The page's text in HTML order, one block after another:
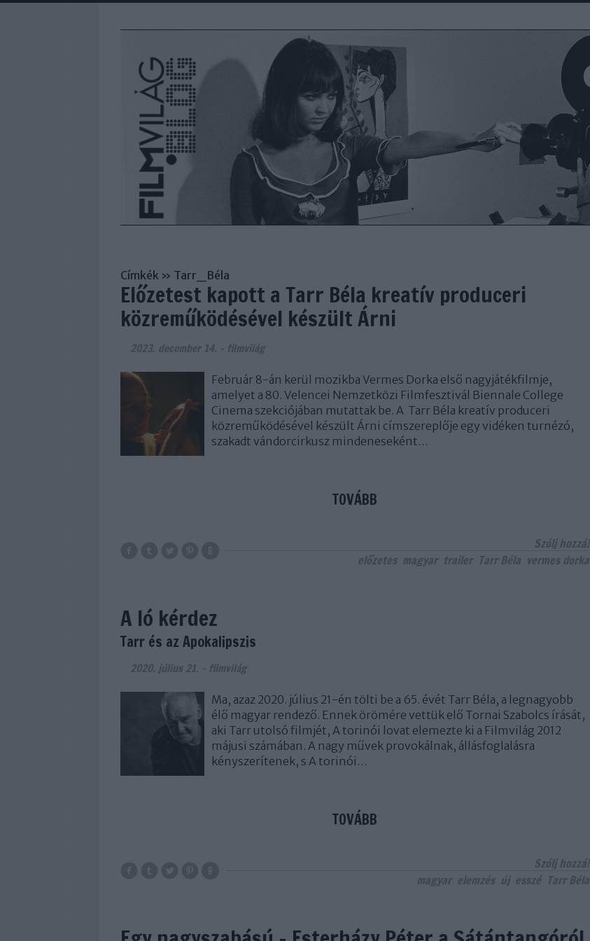
Címkék » Tarr_Béla
Előzetest kapott a Tarr Béla kreatív produceri
közreműködésével készült Árni
2023. december 14. - filmvilág
Február 8-án kerül mozikba Vermes Dorka első nagyjátékfilmje,
amelyet a 80. Velencei Nemzetközi Filmfesztivál Biennale College
Cinema szekciójában mutattak be. A Tarr Béla kreatív produceri
közreműködésével készült Árni címszereplője egy vidéken turnézó,
szakadt vándorcirkusz mindeneseként…
TOVÁBB
Szólj hozzá!
előzetes magyar trailer Tarr Béla vermes dorka
A ló kérdez
Tarr és az Apokalipszis
2020. július 21. - filmvilág
Ma, azaz 2020. július 21-én tölti be a 65. évét Tarr Béla, a legnagyobb
élő magyar rendező. Ennek örömére vettük elő Tornai Szabolcs írását,
aki Tarr utolsó filmjét, A torinói lovat elemezte ki a Filmvilág 2012
májusi számában. A nagy művek provokálnak, állásfoglalásra
kényszerítenek, s A torinói…
TOVÁBB
Szólj hozzá!
magyar elemzés új esszé Tarr Béla